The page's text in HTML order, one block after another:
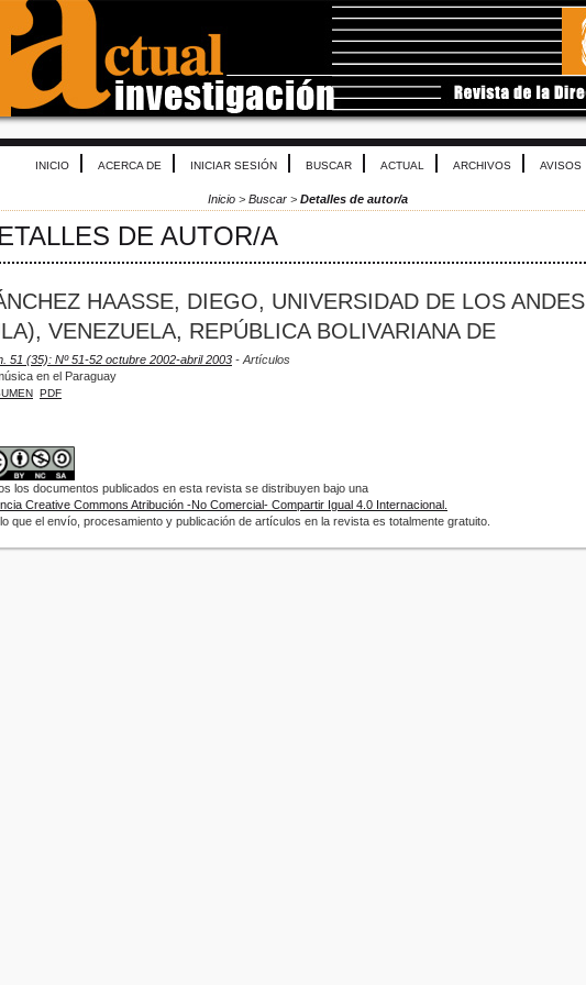
INICIO ACERCA DE INICIAR SESIÓN BUSCAR ACTUAL ARCHIVOS AVISOS
Inicio > Buscar > Detalles de autor/a
DE AUTOR/A
HAASSE, DIEGO, UNIVERSIDAD DE LOS ANDES
VENEZUELA, REPÚBLICA BOLIVARIANA DE
51 (35): Nº 51-52 octubre 2002-abril 2003 - Artículos
en el Paraguay
PDF
los documentos publicados en esta revista se distribuyen bajo una
Creative Commons Atribución -No Comercial- Compartir Igual 4.0 Internacional.
que el envío, procesamiento y publicación de artículos en la revista es totalmente gratuito.